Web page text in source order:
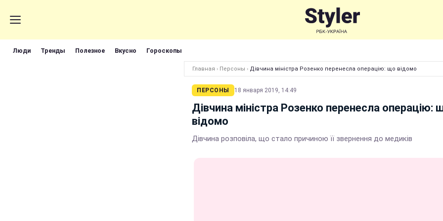
Люди Тренды Полезное Вкусно Гороскопы
Главная › Персоны › Дівчина міністра Розенко перенесла операцію: що відомо
ПЕРСОНЫ 18 января 2019, 14:49
Дівчина міністра Розенко перенесла операцію:
відомо
Дівчина розповіла, що стало причиною її звернення до медиків